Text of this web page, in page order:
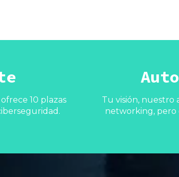
10 plazas
Tu visión, nuestro
networking, pero